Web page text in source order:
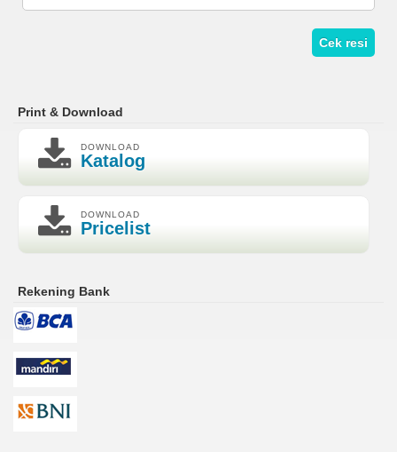
Cek resi
Print & Download
DOWNLOAD
Katalog
DOWNLOAD
Pricelist
Rekening Bank